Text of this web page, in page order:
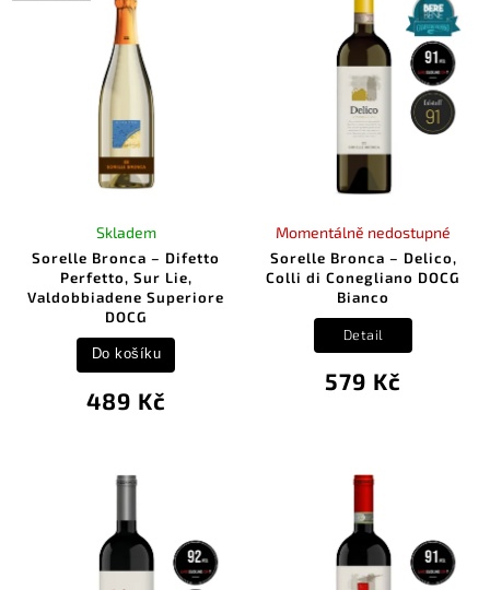
Sorelle Bronca – Difetto
Perfetto, Sur Lie,
Valdobbiadene Superiore
DOCG
Skladem
489 Kč
Do košíku
Sorelle Bronca – Delico,
Colli di Conegliano DOCG
Bianco
Momentálně nedostupné
579 Kč
Detail